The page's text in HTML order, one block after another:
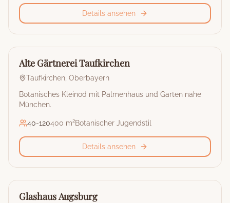
Details ansehen
🏰
Restaurant & Eventlocation
Alte Gärtnerei Taufkirchen
Taufkirchen Oberbayern
Botanisches Kleinod mit Palmenhaus und Garten nahe
München.
40-120400 m²Botanischer Jugendstil
Details ansehen
🏰
Restaurant & Eventlocation
Glashaus Augsburg